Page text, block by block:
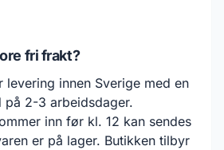
fri frakt?
levering innen Sverige med en
på 2-3 arbeidsdager.
inn før kl. 12 kan sendes
er på lager. Butikken tilbyr